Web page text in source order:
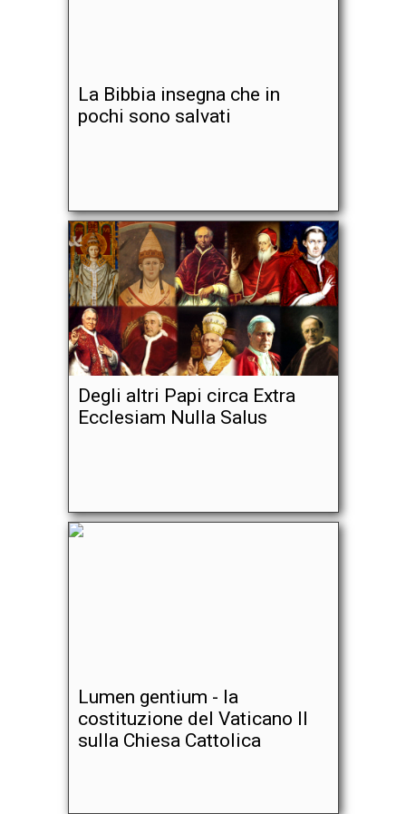
La Bibbia insegna che in
pochi sono salvati
Degli altri Papi circa Extra
Ecclesiam Nulla Salus
Lumen gentium - la
costituzione del Vaticano II
sulla Chiesa Cattolica